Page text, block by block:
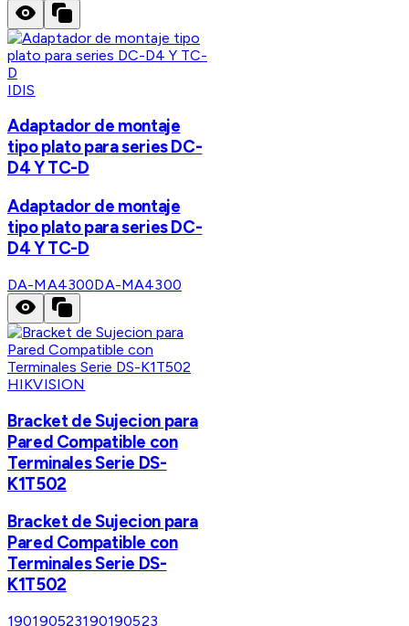
IDIS
Adaptador de montaje
tipo plato para series DC-
D4 Y TC-D
Adaptador de montaje
tipo plato para series DC-
D4 Y TC-D
DA-MA4300DA-MA4300
HIKVISION
Bracket de Sujecion para
Pared Compatible con
Terminales Serie DS-
K1T502
Bracket de Sujecion para
Pared Compatible con
Terminales Serie DS-
K1T502
190190523190190523